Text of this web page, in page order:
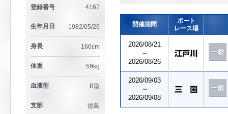
登録番号 4167
生年月日 1982/05/26
身長 166cm
体重 59kg
血液型 B型
支部 徳島
開催期間
ボート
レース場
2026/08/21
～
2026/08/26
2026/09/03
～
2026/09/08